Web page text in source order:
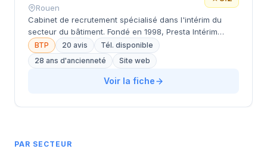
pour les candidats et les entreprises partenaires.
Rouen
Cabinet de recrutement spécialisé dans l'intérim du
secteur du bâtiment. Fondé en 1998, Presta Intérim
propose des services de mise à disposition de
personnel dans les domaines de l'électricité, plomberie,
maçonnerie, menuiserie, isolation, peinture, étanchéité
et manutention. Implanté à Rouen avec une couverture
BTP 20 avis
Tél. disponible
28 ans d'ancienneté
Site web
Voir la fiche
PAR SECTEUR